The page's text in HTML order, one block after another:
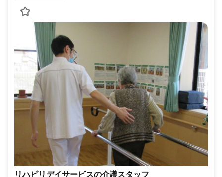
リハビリデイサービスの介護スタッフ